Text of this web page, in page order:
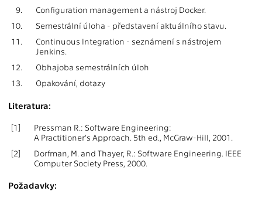
9.
Configuration management a nástroj Docker.
10.
Semestrální úloha - představení aktuálního stavu.
11.
Continuous Integration - seznámení s nástrojem
Jenkins.
12.
Obhajoba semestrálních úloh
13.
Opakování, dotazy
Literatura:
[1]
Pressman R.: Software Engineering:
A Practitioner's Approach. 5th ed., McGraw-Hill, 2001.
[2]
Dorfman, M. and Thayer, R.: Software Engineering. IEEE
Computer Society Press, 2000.
Požadavky: